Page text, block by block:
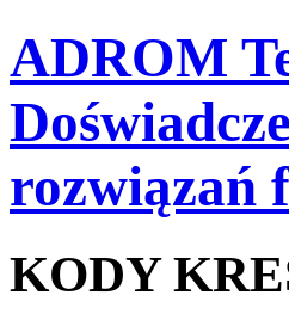
ADROM
rozwiązań
KODY